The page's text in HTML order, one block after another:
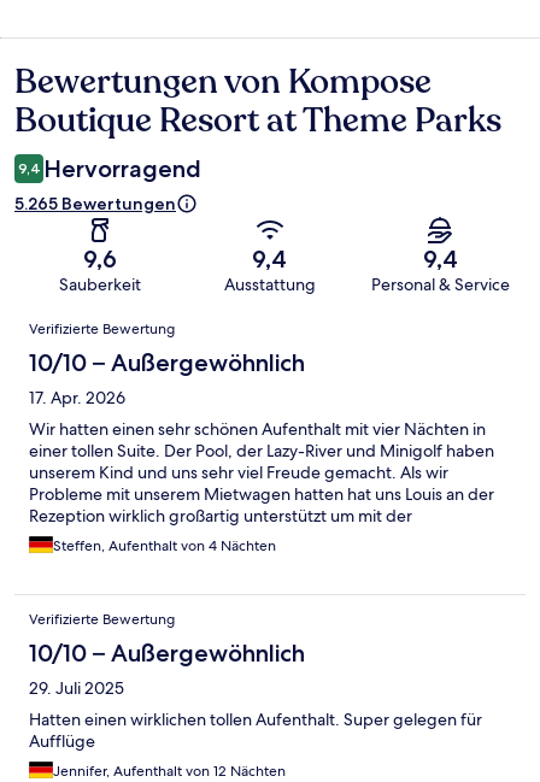
Bewertungen
Bewertungen von Kompose
Boutique Resort at Theme Parks
9,4 Hervorragend
5.265 Bewertungen
9,6
Sauberkeit
9,4
Ausstattung
9,4
Personal & Service
Bewertungen
Verifizierte Bewertung
10/10 – Außergewöhnlich
17. Apr. 2026
Wir hatten einen sehr schönen Aufenthalt mit vier Nächten in
einer tollen Suite. Der Pool, der Lazy-River und Minigolf haben
unserem Kind und uns sehr viel Freude gemacht. Als wir
Probleme mit unserem Mietwagen hatten hat uns Louis an der
Rezeption wirklich großartig unterstützt um mit der
Mietwagenfirma zurecht zu kommen. Danke!
Steffen, Aufenthalt von 4 Nächten
Verifizierte Bewertung
10/10 – Außergewöhnlich
29. Juli 2025
Hatten einen wirklichen tollen Aufenthalt. Super gelegen für
Aufflüge
Jennifer, Aufenthalt von 12 Nächten